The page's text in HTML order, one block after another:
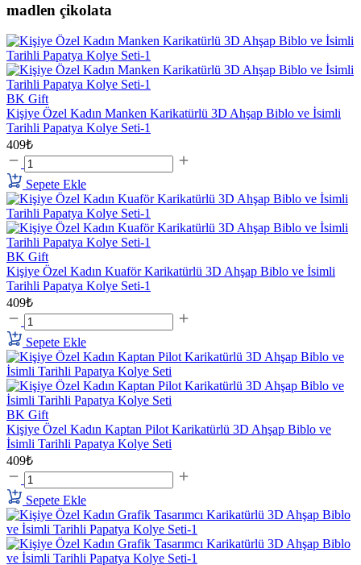
madlen çikolata
BK Gift
Kişiye Özel Kadın Manken Karikatürlü 3D Ahşap Biblo ve İsimli
Tarihli Papatya Kolye Seti-1
409₺
Sepete Ekle
BK Gift
Kişiye Özel Kadın Kuaför Karikatürlü 3D Ahşap Biblo ve İsimli
Tarihli Papatya Kolye Seti-1
409₺
Sepete Ekle
BK Gift
Kişiye Özel Kadın Kaptan Pilot Karikatürlü 3D Ahşap Biblo ve
İsimli Tarihli Papatya Kolye Seti
409₺
Sepete Ekle